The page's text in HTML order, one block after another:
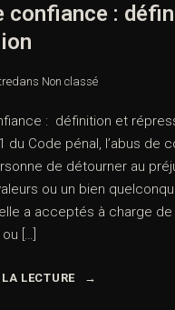
confiance :
dans Non classé
: définition et
du Code pénal, l’abus de
de détourner au
ou un bien
a acceptés à charge
[…]
LECTURE